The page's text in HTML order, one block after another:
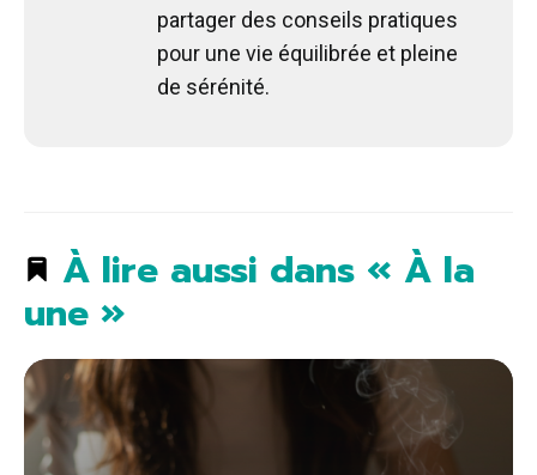
partager des conseils pratiques
pour une vie équilibrée et pleine
de sérénité.
À lire aussi dans « À la
une »